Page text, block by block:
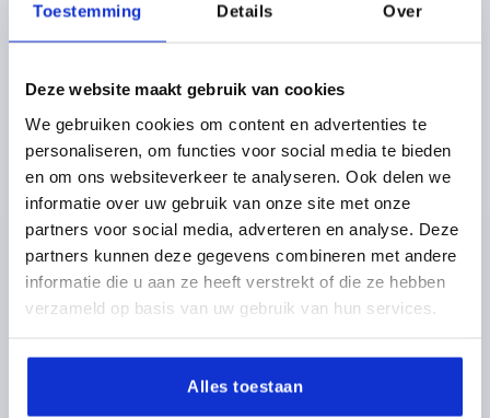
Toestemming Details Over
Deze website maakt gebruik van cookies
We gebruiken cookies om content en advertenties te
personaliseren, om functies voor social media te bieden
en om ons websiteverkeer te analyseren. Ook delen we
informatie over uw gebruik van onze site met onze
partners voor social media, adverteren en analyse. Deze
partners kunnen deze gegevens combineren met andere
informatie die u aan ze heeft verstrekt of die ze hebben
verzameld op basis van uw gebruik van hun services.
Alles toestaan
SCHARNIER MET BUS, MET BEVESTIGINGSBOUT
64X64, THERMOPLAST ZWART, A1=20, A2=20, A3=32,
A4=32
LENGTE=64 BREEDTE=64 D1=M8
D4=M8
GATAFSTAND LINKS=20
GATAFSTAND RECHTS=20
VLEUGELLENGTE LINKS=32
VLEUGELLENGTE RECHTS=32
B2=40 D2=5
D3=12